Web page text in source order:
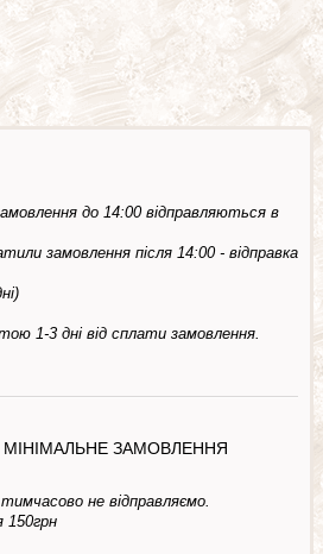
до 14:00 відправляються в
замовлення після 14:00 - відправка
1-3 дні від сплати замовлення.
ЗАМОВЛЕННЯ
не відправляємо.
150грн